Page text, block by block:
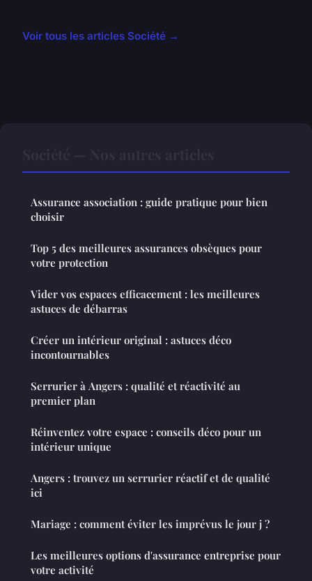
Voir tous les articles Société →
Assurance association : guide pratique pour bien
choisir
Top 5 des meilleures assurances obsèques pour
votre protection
Vider vos espaces efficacement : les meilleures
astuces de débarras
Créer un intérieur original : astuces déco
incontournables
Serrurier à Angers : qualité et réactivité au
premier plan
Réinventez votre espace : conseils déco pour un
intérieur unique
Angers : trouvez un serrurier réactif et de qualité
ici
Mariage : comment éviter les imprévus le jour j ?
Les meilleures options d'assurance entreprise pour
votre activité